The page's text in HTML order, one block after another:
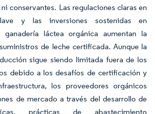
conservantes. Las regulaciones claras en
y las inversiones sostenidas en
ganadería láctea orgánica aumentan la
de leche certificada. Aunque la
sigue siendo limitada fuera de los
debido a los desafíos de certificación y
los proveedores orgánicos
de mercado a través del desarrollo de
prácticas de abastecimiento